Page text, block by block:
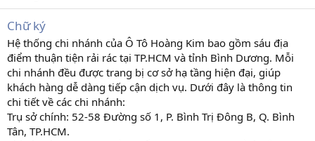
Chữ ký
Hệ thống chi nhánh của Ô Tô Hoàng Kim bao gồm sáu địa
điểm thuận tiện rải rác tại TP.HCM và tỉnh Bình Dương. Mỗi
chi nhánh đều được trang bị cơ sở hạ tầng hiện đại, giúp
khách hàng dễ dàng tiếp cận dịch vụ. Dưới đây là thông tin
chi tiết về các chi nhánh:
Trụ sở chính: 52-58 Đường số 1, P. Bình Trị Đông B, Q. Bình
Tân, TP.HCM.